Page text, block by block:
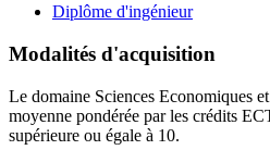
Diplôme d'ingénieur
Modalités d'acquisition
Le domaine Sciences Economiques
moyenne pondérée par les crédits
supérieure ou égale à 10.